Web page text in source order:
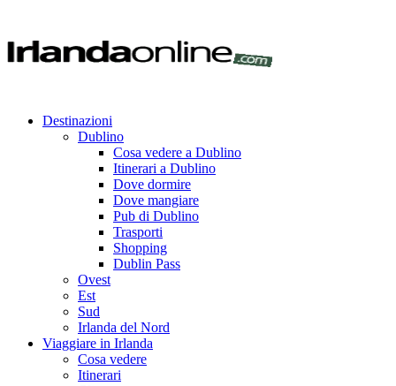
Destinazioni
Dublino
Cosa vedere a Dublino
Itinerari a Dublino
Dove dormire
Dove mangiare
Pub di Dublino
Trasporti
Shopping
Dublin Pass
Ovest
Est
Sud
Irlanda del Nord
Viaggiare in Irlanda
Cosa vedere
Itinerari